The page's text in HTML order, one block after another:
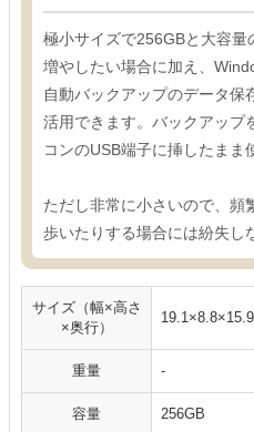
極小サイズで256GBと大容量
増やしたい場合に加え、
自動バックアップのデータ保
活用できます。バックアップ
コンのUSB端子に挿したまま
ただし非常に小さいので、頻
歩いたりする場合には紛失し
サイズ（幅×高さ
×奥行）
重量 -
容量 256GB